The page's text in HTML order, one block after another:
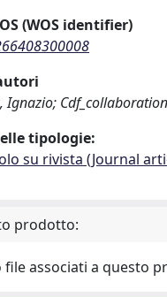
(WOS identifier)
Ignazio;
tipologie:
su rivista (Journal
prodotto:
file associati a questo